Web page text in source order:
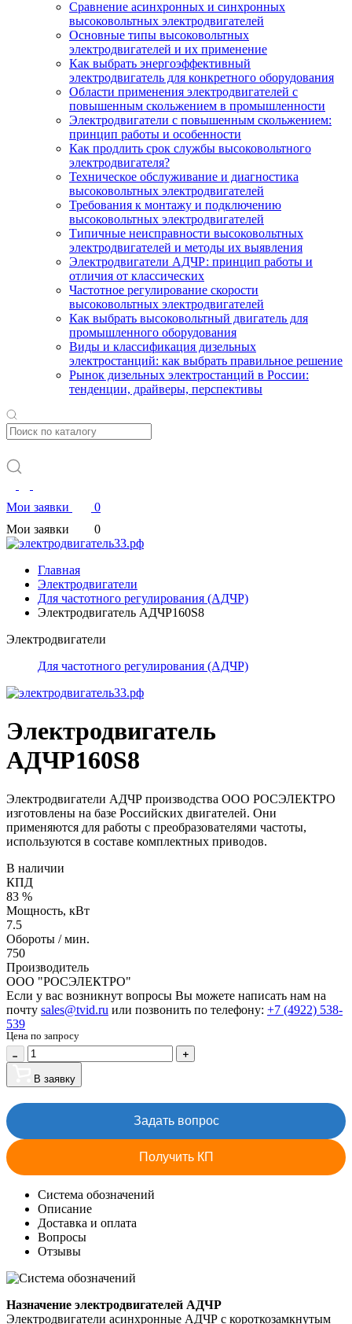
Сравнение асинхронных и синхронных
высоковольтных электродвигателей
Основные типы высоковольтных
электродвигателей и их применение
Как выбрать энергоэффективный
электродвигатель для конкретного оборудования
Области применения электродвигателей с
повышенным скольжением в промышленности
Электродвигатели с повышенным скольжением:
принцип работы и особенности
Как продлить срок службы высоковольтного
электродвигателя?
Техническое обслуживание и диагностика
высоковольтных электродвигателей
Требования к монтажу и подключению
высоковольтных электродвигателей
Типичные неисправности высоковольтных
электродвигателей и методы их выявления
Электродвигатели АДЧР: принцип работы и
отличия от классических
Частотное регулирование скорости
высоковольтных электродвигателей
Как выбрать высоковольтный двигатель для
промышленного оборудования
Виды и классификация дизельных
электростанций: как выбрать правильное решение
Рынок дизельных электростанций в России:
тенденции, драйверы, перспективы
Мои заявки
0
Мои заявки
0
Главная
Электродвигатели
Для частотного регулирования (АДЧР)
Электродвигатель АДЧР160S8
Электродвигатели
Для частотного регулирования (АДЧР)
Электродвигатель
АДЧР160S8
Электродвигатели АДЧР производства ООО РОСЭЛЕКТРО
изготовлены на базе Российских двигателей. Они
применяются для работы с преобразователями частоты,
используются в составе комплектных приводов.
В наличии
КПД
83 %
Мощность, кВт
7.5
Обороты / мин.
750
Производитель
ООО "РОСЭЛЕКТРО"
Если у вас возникнут вопросы Вы можете написать нам на
почту sales@tvid.ru или позвонить по телефону: +7 (4922) 538-
539
Цена по запросу
В заявку
Задать вопрос
Получить КП
Система обозначений
Описание
Доставка и оплата
Вопросы
Отзывы
Назначение электродвигателей АДЧР
Электродвигатели асинхронные АДЧР с короткозамкнутым